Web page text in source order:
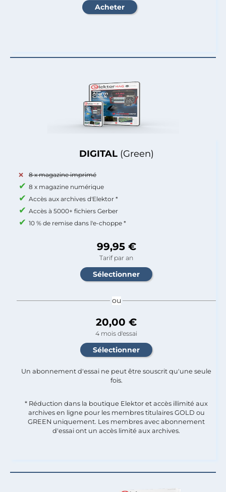
DIGITAL (Green)
8 x magazine imprimé
8 x magazine numérique
Accès aux archives d'Elektor *
Accès à 5000+ fichiers Gerber
10 % de remise dans l'e-choppe *
99,95 €
Tarif par an
ou
20,00 €
4 mois d'essai
Un abonnement d'essai ne peut être souscrit qu'une seule
fois.​
* Réduction dans la boutique Elektor et accès illimité aux
archives en ligne pour les membres titulaires GOLD ou
GREEN uniquement. Les membres avec abonnement
d'essai ont un accès limité aux archives.